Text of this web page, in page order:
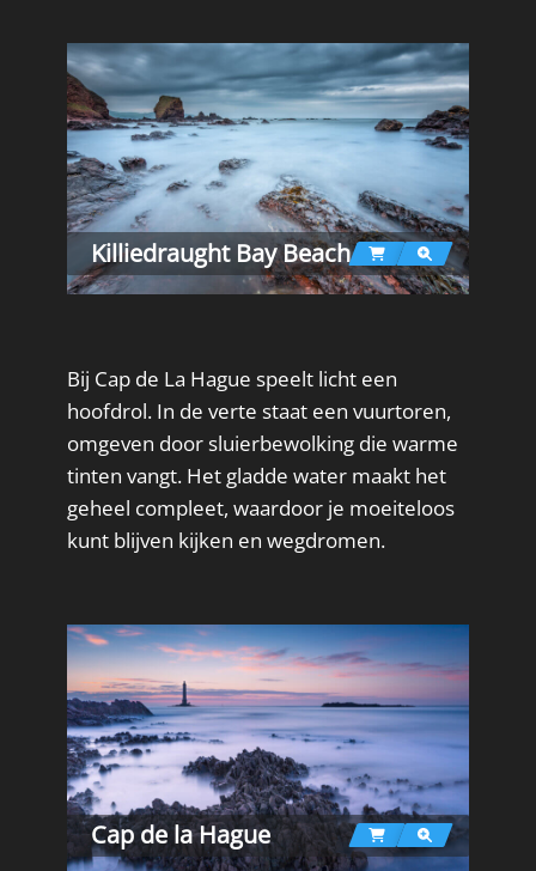
Killiedraught Bay Beach
Bij Cap de La Hague speelt licht een
hoofdrol. In de verte staat een vuurtoren,
omgeven door sluierbewolking die warme
tinten vangt. Het gladde water maakt het
geheel compleet, waardoor je moeiteloos
kunt blijven kijken en wegdromen.
Cap de la Hague